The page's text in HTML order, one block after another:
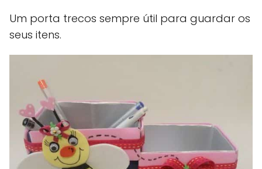
Um porta trecos sempre útil para guardar os
seus itens.